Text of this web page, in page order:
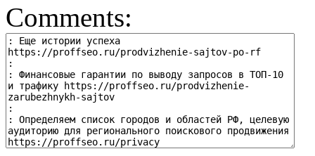
Comments: